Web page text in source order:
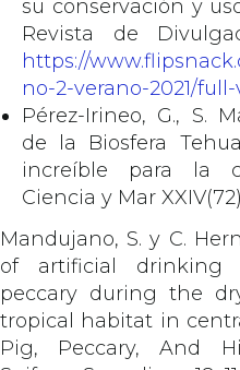
su conservación y
Revista de
https://
no-2-verano-2021/
Pérez-Irineo, G., S.
de la Biosfera
increíble para la
Ciencia y Mar
Mandujano, S. y C.
of artificial drinking
peccary during the
tropical habitat in
Pig, Peccary, And